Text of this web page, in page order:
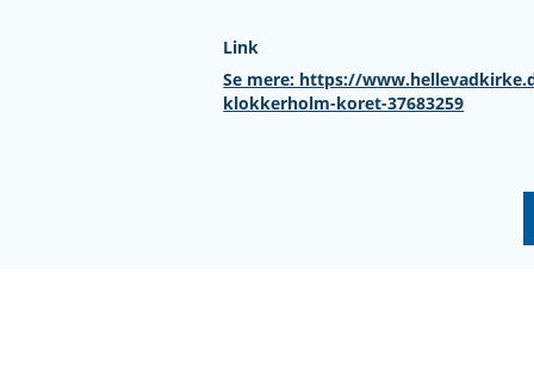
Link
Se mere: https://
klokkerholm-koret-37683259